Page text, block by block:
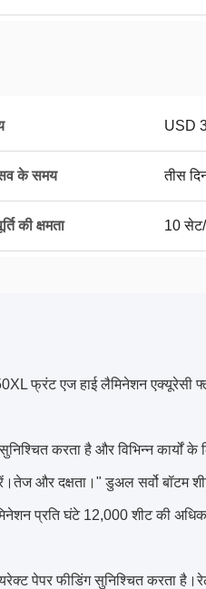
USD
के समय तीस
की क्षमता 10 सेट/
फ्रंट एज हाई लैमिनेशन एक्यूरेसी
करता है और विभिन्न कार्यों के
और दक्षता।" डुअल सर्वो बॉटम शीट
प्रति घंटे 12,000 शीट की
पेपर फीडिंग सुनिश्चित करता